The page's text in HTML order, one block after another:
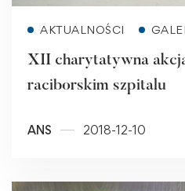
AKTUALNOŚCI
XII charytatywna
raciborskim szpitalu
ANS 2018-12-10